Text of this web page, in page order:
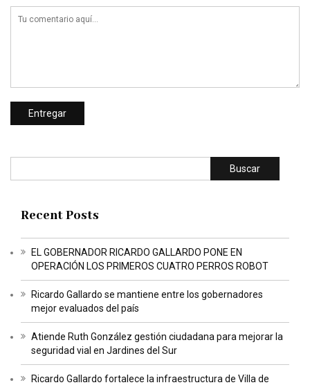
Buscar
Recent Posts
EL GOBERNADOR RICARDO GALLARDO PONE EN
OPERACIÓN LOS PRIMEROS CUATRO PERROS ROBOT
Ricardo Gallardo se mantiene entre los gobernadores
mejor evaluados del país
Atiende Ruth González gestión ciudadana para mejorar la
seguridad vial en Jardines del Sur
Ricardo Gallardo fortalece la infraestructura de Villa de